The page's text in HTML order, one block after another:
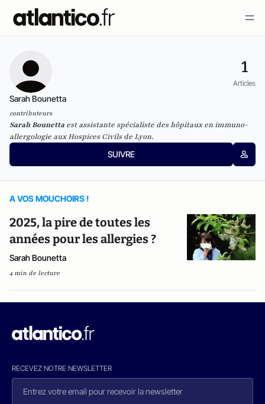
1
Articles
Sarah Bounetta
contributeurs
Sarah Bounetta est assistante spécialiste des hôpitaux en immuno-
allergologie aux Hospices Civils de Lyon.
SUIVRE
A VOS MOUCHOIRS !
2025, la pire de toutes les
années pour les allergies ?
Sarah Bounetta
4 min de lecture
RECEVEZ NOTRE NEWSLETTER